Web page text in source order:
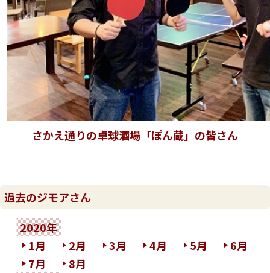
さかえ通りの卓球酒場「ぽん蔵」の皆さん
過去のジモアさん
2020年
1月
2月 3月 4月 5月
6月
7月
8月